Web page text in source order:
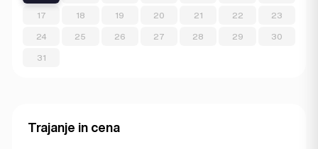
17 18 19 20 21 22 23
24 25 26 27 28 29 30
31
Trajanje in cena